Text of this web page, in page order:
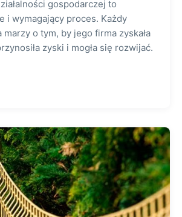
gospodarczej to
i wymagający proces. Każdy
o tym, by jego firma zyskała
zyski i mogła się rozwijać.